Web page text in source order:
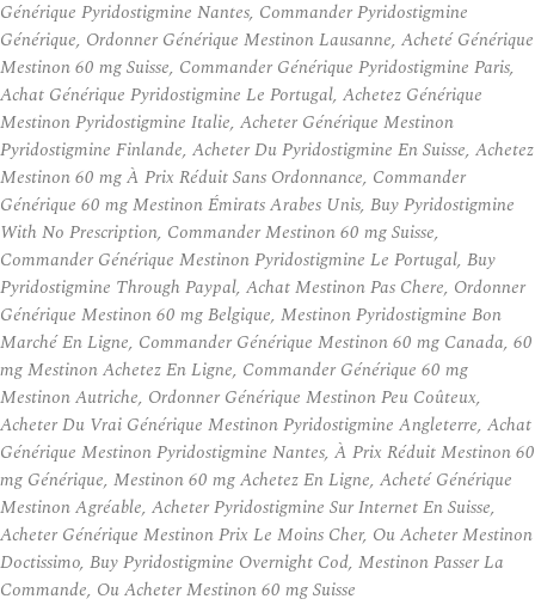
Générique Pyridostigmine Nantes, Commander Pyridostigmine
Générique, Ordonner Générique Mestinon Lausanne, Acheté Générique
Mestinon 60 mg Suisse, Commander Générique Pyridostigmine Paris,
Achat Générique Pyridostigmine Le Portugal, Achetez Générique
Mestinon Pyridostigmine Italie, Acheter Générique Mestinon
Pyridostigmine Finlande, Acheter Du Pyridostigmine En Suisse, Achetez
Mestinon 60 mg À Prix Réduit Sans Ordonnance, Commander
Générique 60 mg Mestinon Émirats Arabes Unis, Buy Pyridostigmine
With No Prescription, Commander Mestinon 60 mg Suisse,
Commander Générique Mestinon Pyridostigmine Le Portugal, Buy
Pyridostigmine Through Paypal, Achat Mestinon Pas Chere, Ordonner
Générique Mestinon 60 mg Belgique, Mestinon Pyridostigmine Bon
Marché En Ligne, Commander Générique Mestinon 60 mg Canada, 60
mg Mestinon Achetez En Ligne, Commander Générique 60 mg
Mestinon Autriche, Ordonner Générique Mestinon Peu Coûteux,
Acheter Du Vrai Générique Mestinon Pyridostigmine Angleterre, Achat
Générique Mestinon Pyridostigmine Nantes, À Prix Réduit Mestinon 60
mg Générique, Mestinon 60 mg Achetez En Ligne, Acheté Générique
Mestinon Agréable, Acheter Pyridostigmine Sur Internet En Suisse,
Acheter Générique Mestinon Prix Le Moins Cher, Ou Acheter Mestinon
Doctissimo, Buy Pyridostigmine Overnight Cod, Mestinon Passer La
Commande, Ou Acheter Mestinon 60 mg Suisse